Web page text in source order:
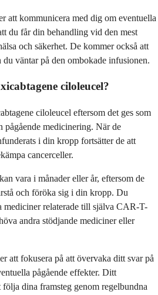
att kommunicera med dig om eventuella
du får din behandling vid den mest
och säkerhet. De kommer också att
väntar på den ombokade infusionen.
ciloleucel?
ciloleucel eftersom det ges som
pågående medicinering. När de
i din kropp fortsätter de att
cancerceller.
vara i månader eller år, eftersom de
och föröka sig i din kropp. Du
mediciner relaterade till själva CAR-T-
andra stödjande mediciner eller
att fokusera på att övervaka ditt svar på
pågående effekter. Ditt
dina framsteg genom regelbundna